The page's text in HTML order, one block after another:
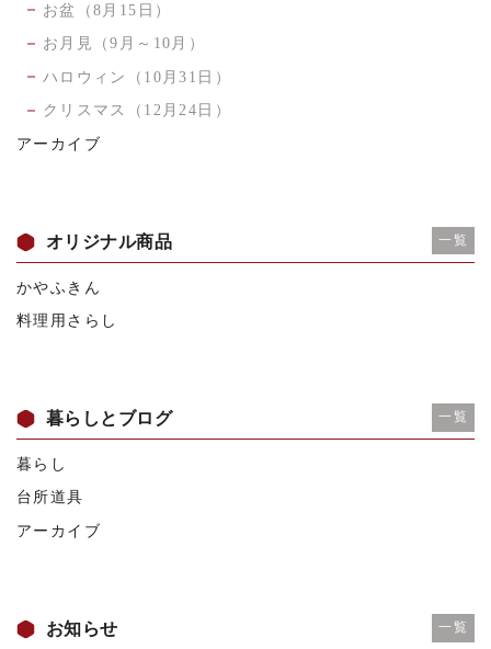
お盆（8月15日）
お月見（9月～10月）
ハロウィン（10月31日）
クリスマス（12月24日）
アーカイブ
オリジナル商品 一覧
かやふきん
料理用さらし
暮らしとブログ 一覧
暮らし
台所道具
アーカイブ
お知らせ 一覧